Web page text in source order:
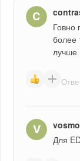
Говно
более
лучше
Для